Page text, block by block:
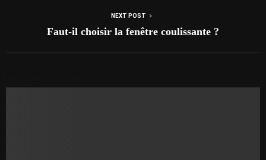
NEXT POST
Faut-il choisir la fenêtre coulissante ?